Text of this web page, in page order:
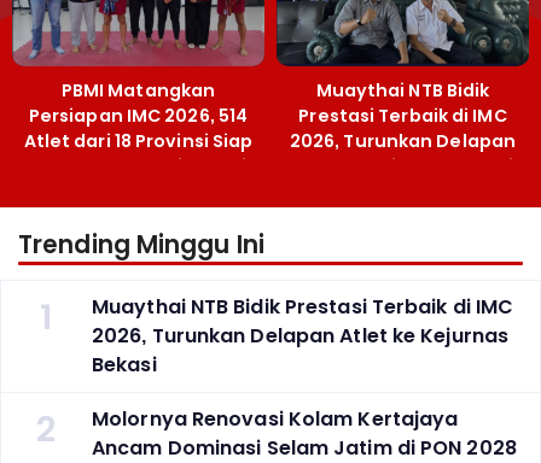
PBMI Matangkan
Persiapan IMC 2026, 514
Atlet dari 18 Provinsi Siap
Berlaga Besok di Bekasi
Muaythai NTB Bidik
Prestasi Terbaik di IMC
2026, Turunkan Delapan
Atlet ke Kejurnas Bekasi
Trending Minggu Ini
1
Muaythai NTB Bidik Prestasi Terbaik di IMC
2026, Turunkan Delapan Atlet ke Kejurnas
Bekasi
2
Molornya Renovasi Kolam Kertajaya
Ancam Dominasi Selam Jatim di PON 2028